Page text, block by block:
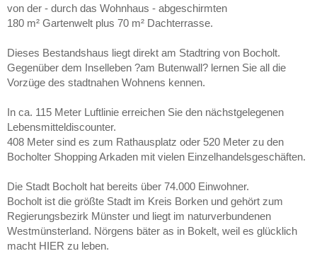
von der - durch das Wohnhaus - abgeschirmten
180 m² Gartenwelt plus 70 m² Dachterrasse.
Dieses Bestandshaus liegt direkt am Stadtring von Bocholt.
Gegenüber dem Inselleben ?am Butenwall? lernen Sie all die
Vorzüge des stadtnahen Wohnens kennen.
In ca. 115 Meter Luftlinie erreichen Sie den nächstgelegenen
Lebensmitteldiscounter.
408 Meter sind es zum Rathausplatz oder 520 Meter zu den
Bocholter Shopping Arkaden mit vielen Einzelhandelsgeschäften.
Die Stadt Bocholt hat bereits über 74.000 Einwohner.
Bocholt ist die größte Stadt im Kreis Borken und gehört zum
Regierungsbezirk Münster und liegt im naturverbundenen
Westmünsterland. Nörgens bäter as in Bokelt, weil es glücklich
macht HIER zu leben.